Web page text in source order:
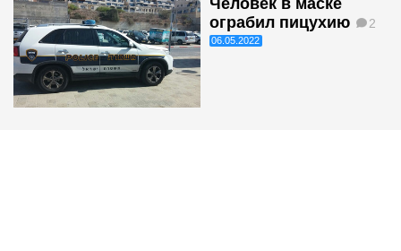
ограбил пицухию
2
06.05.2022